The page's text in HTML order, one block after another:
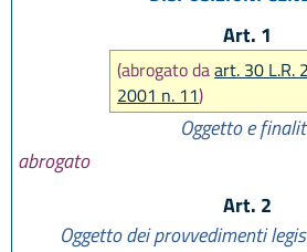
Art. 1
(abrogato daart. 30 L.R.
2001 n. 11)
Oggetto e
abrogato
Art. 2
Oggetto dei provvedimenti